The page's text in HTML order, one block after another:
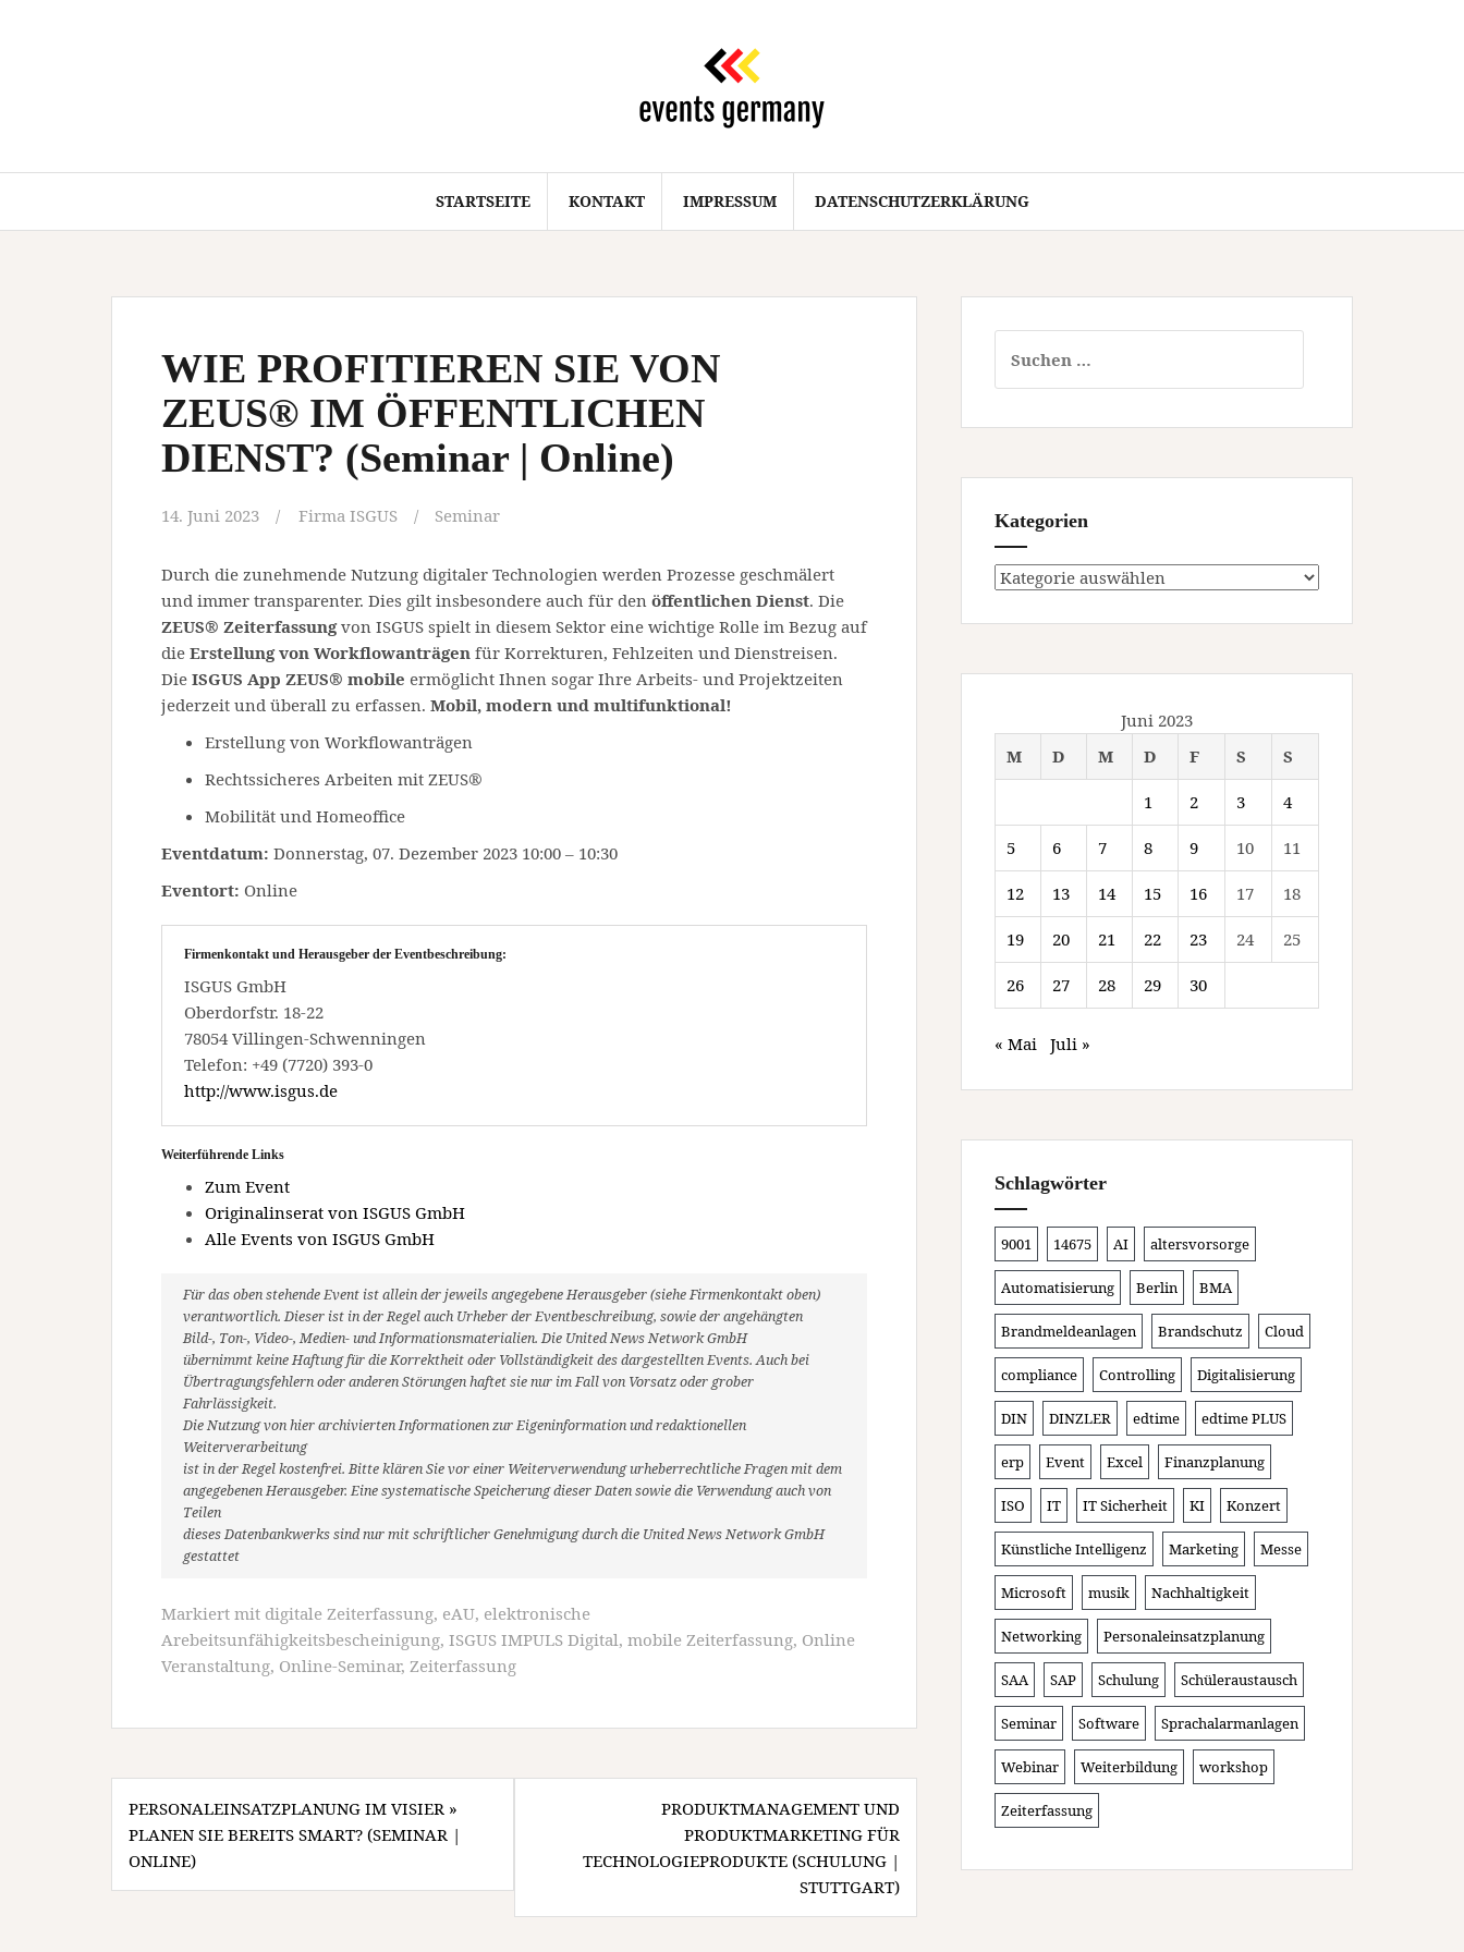
STARTSEITE KONTAKT IMPRESSUM DATENSCHUTZERKLÄRUNG
WIE PROFITIEREN SIE VON
ZEUS® IM ÖFFENTLICHEN
DIENST? (Seminar | Online)
14. Juni 2023 Firma ISGUS Seminar
Durch die zunehmende Nutzung digitaler Technologien werden Prozesse geschmälert
und immer transparenter. Dies gilt insbesondere auch für den öffentlichen Dienst. Die
ZEUS® Zeiterfassungvon ISGUS spielt in diesem Sektor eine wichtige Rolle im Bezug auf
die Erstellung von Workflowanträgen für Korrekturen, Fehlzeiten und Dienstreisen.
Die ISGUS App ZEUS® mobile ermöglicht Ihnen sogar Ihre Arbeits- und Projektzeiten
jederzeit und überall zu erfassen. Mobil, modern und multifunktional!
Erstellung von Workflowanträgen
Rechtssicheres Arbeiten mit ZEUS®
Mobilität und Homeoffice
Eventdatum: Donnerstag, 07. Dezember 2023 10:00 – 10:30
Eventort: Online
Firmenkontakt und Herausgeber der Eventbeschreibung:
ISGUS GmbH
Oberdorfstr. 18-22
78054 Villingen-Schwenningen
Telefon: +49 (7720) 393-0
http://www.isgus.de
Weiterführende Links
Zum Event
Originalinserat von ISGUS GmbH
Alle Events von ISGUS GmbH
Für das oben stehende Event ist allein der jeweils angegebene Herausgeber (siehe Firmenkontakt oben)
verantwortlich. Dieser ist in der Regel auch Urheber der Eventbeschreibung, sowie der angehängten
Bild-, Ton-, Video-, Medien- und Informationsmaterialien. Die United News Network GmbH
übernimmt keine Haftung für die Korrektheit oder Vollständigkeit des dargestellten Events. Auch bei
Übertragungsfehlern oder anderen Störungen haftet sie nur im Fall von Vorsatz oder grober
Fahrlässigkeit.
Die Nutzung von hier archivierten Informationen zur Eigeninformation und redaktionellen
Weiterverarbeitung
ist in der Regel kostenfrei. Bitte klären Sie vor einer Weiterverwendung urheberrechtliche Fragen mit dem
angegebenen Herausgeber. Eine systematische Speicherung dieser Daten sowie die Verwendung auch von
Teilen
dieses Datenbankwerks sind nur mit schriftlicher Genehmigung durch die United News Network GmbH
gestattet
Markiert mit digitale Zeiterfassung, eAU, elektronische
Arebeitsunfähigkeitsbescheinigung, ISGUS IMPULS Digital, mobile Zeiterfassung, Online
Veranstaltung, Online-Seminar, Zeiterfassung
Beitragsnavigation
PERSONALEINSATZPLANUNG IM VISIER »
PLANEN SIE BEREITS SMART? (SEMINAR |
ONLINE)
PRODUKTMANAGEMENT UND
PRODUKTMARKETING FÜR
TECHNOLOGIEPRODUKTE (SCHULUNG |
STUTTGART)
nach:
Kategorien
Kategorien
Juni 2023
M
D M D F S S
1 2 3 4
5 6 7 8 9 10 11
12 13 14 15 16 17 18
19 20 21 22 23 24 25
26 27 28 29 30
« Mai Juli »
Schlagwörter
9001 14675 AI altersvorsorge
Automatisierung Berlin BMA
Brandmeldeanlagen Brandschutz Cloud
compliance Controlling Digitalisierung
DIN DINZLER edtime edtime PLUS
erp Event Excel Finanzplanung
ISO IT IT Sicherheit KI Konzert
Künstliche Intelligenz Marketing Messe
Microsoft musik Nachhaltigkeit
Networking Personaleinsatzplanung
SAA SAP Schulung Schüleraustausch
Seminar Software Sprachalarmanlagen
Webinar Weiterbildung workshop
Zeiterfassung